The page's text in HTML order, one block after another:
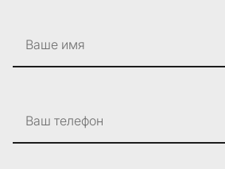
Ваше имя
Ваш телефон